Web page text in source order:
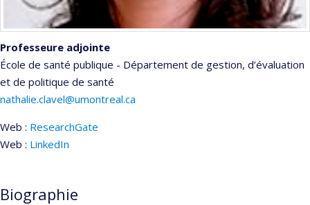
Professeure adjointe
École de santé publique - Département de gestion, d’évaluation
et de politique de santé
nathalie.clavel@umontreal.ca
Web : ResearchGate
Web : LinkedIn
Biographie